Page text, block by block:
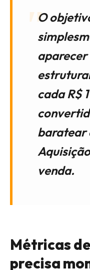
O
aparecer
cada R$
baratear
venda.
Métricas
precisa